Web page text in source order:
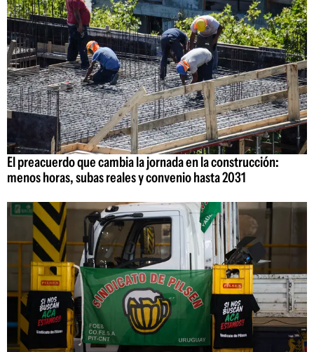
El preacuerdo que cambia la jornada en la construcción:
menos horas, subas reales y convenio hasta 2031